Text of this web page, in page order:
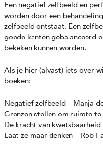
Een negatief zelfbeeld en
worden door een
zelfbeeld ontstaat. Een
goede kanten gebalanceerd
bekeken kunnen worden.
Als je hier (alvast) iets over
boeken:
Negatief zelfbeeld – Manja
Grenzen stellen om ruimte
De kracht van kwetsbaarheid
Laat ze maar denken – Rob